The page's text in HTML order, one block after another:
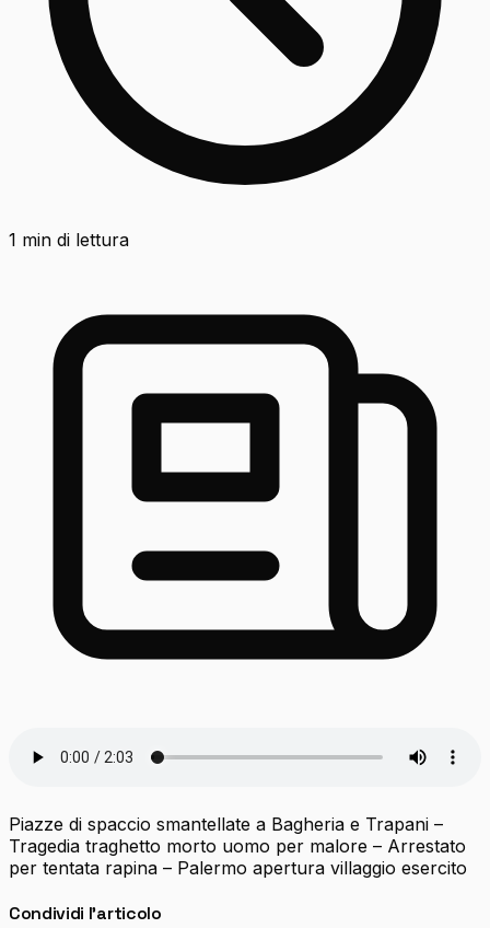
1 min di lettura
Piazze di spaccio smantellate a Bagheria e Trapani –
Tragedia traghetto morto uomo per malore – Arrestato
per tentata rapina – Palermo apertura villaggio esercito
Condividi l'articolo